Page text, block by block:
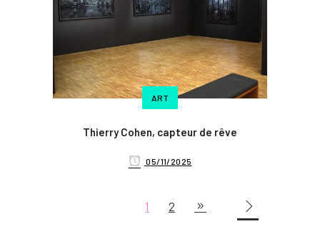
ART
Thierry Cohen, capteur de rêve
05/11/2025
1 2